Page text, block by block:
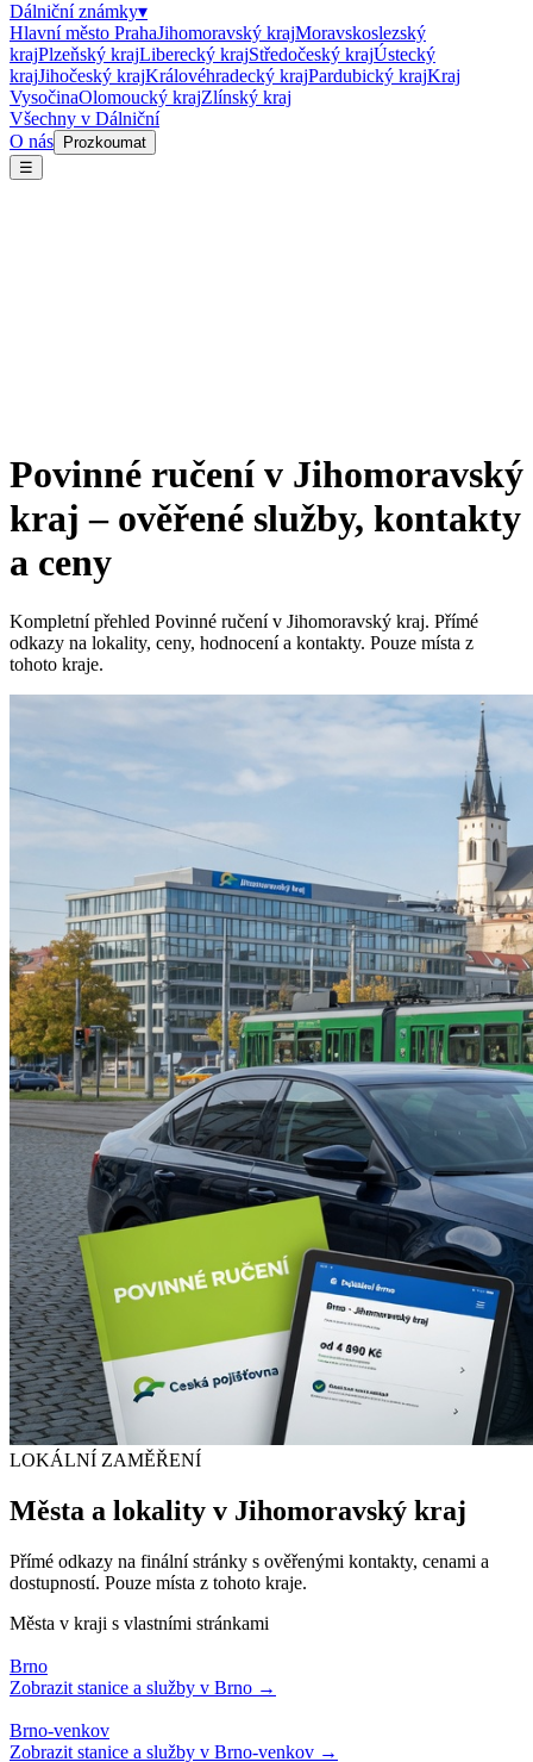
Dálniční známky▾
Hlavní město PrahaJihomoravský krajMoravskoslezský
krajPlzeňský krajLiberecký krajStředočeský krajÚstecký
krajJihočeský krajKrálovéhradecký krajPardubický krajKraj
VysočinaOlomoucký krajZlínský kraj
Všechny v Dálniční
O nás
Prozkoumat
☰
Povinné ručení v Jihomoravský
kraj – ověřené služby, kontakty
a ceny
Kompletní přehled Povinné ručení v Jihomoravský kraj. Přímé
odkazy na lokality, ceny, hodnocení a kontakty. Pouze místa z
tohoto kraje.
LOKÁLNÍ ZAMĚŘENÍ
Města a lokality v Jihomoravský kraj
Přímé odkazy na finální stránky s ověřenými kontakty, cenami a
dostupností. Pouze místa z tohoto kraje.
Města v kraji s vlastními stránkami